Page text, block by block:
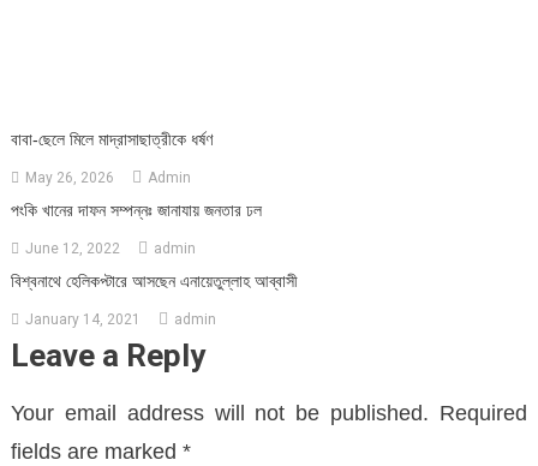
বাবা-ছেলে মিলে মাদ্রাসাছাত্রীকে ধর্ষণ
May 26, 2026 Admin
পংকি খানের দাফন সম্পন্নঃ জানাযায় জনতার ঢল
June 12, 2022 admin
বিশ্বনাথে হেলিকপ্টারে আসছেন এনায়েতুল্লাহ আব্বাসী
January 14, 2021 admin
Leave a Reply
Your email address will not be published. Required
fields are marked *